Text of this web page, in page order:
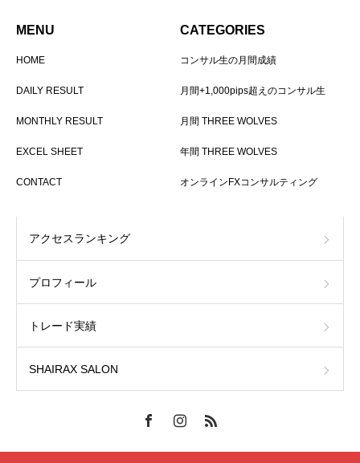
MENU
HOME
DAILY RESULT
MONTHLY RESULT
EXCEL SHEET
CONTACT
CATEGORIES
コンサル生の月間成績
月間+1,000pips超えのコンサル生
月間 THREE WOLVES
年間 THREE WOLVES
オンラインFXコンサルティング
アクセスランキング
プロフィール
トレード実績
SHAIRAX SALON